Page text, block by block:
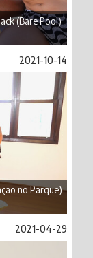
(Bare Pool)
2021-10-14
no Parque)
2021-04-29